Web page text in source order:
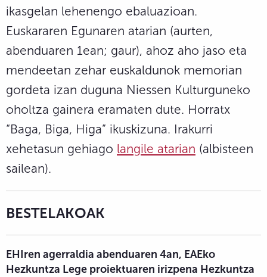
ikasgelan lehenengo ebaluazioan.
Euskararen Egunaren atarian (aurten,
abenduaren 1ean; gaur), ahoz aho jaso eta
mendeetan zehar euskaldunok memorian
gordeta izan duguna Niessen Kulturguneko
oholtza gainera eramaten dute. Horratx
“Baga, Biga, Higa” ikuskizuna. Irakurri
xehetasun gehiago langile atarian (albisteen
sailean).
BESTELAKOAK
EHIren agerraldia abenduaren 4an, EAEko
Hezkuntza Lege proiektuaren irizpena Hezkuntza